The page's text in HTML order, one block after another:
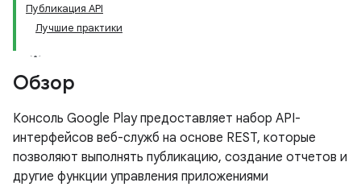
Публикация API
Лучшие практики
Обзор
Консоль Google Play предоставляет набор API-
интерфейсов веб-служб на основе REST, которые
позволяют выполнять публикацию, создание отчетов и
другие функции управления приложениями